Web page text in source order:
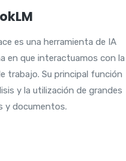
es una herramienta de IA
en que interactuamos con la
trabajo. Su principal función
y la utilización de grandes
y documentos.